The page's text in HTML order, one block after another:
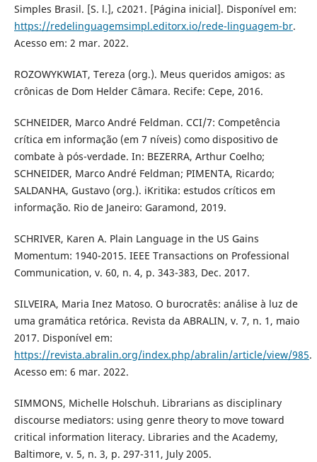
Simples Brasil. [S. l.], c2021. [Página inicial]. Disponível em:
https://redelinguagemsimpl.editorx.io/rede-linguagem-br.
Acesso em: 2 mar. 2022.
ROZOWYKWIAT, Tereza (org.). Meus queridos amigos: as
crônicas de Dom Helder Câmara. Recife: Cepe, 2016.
SCHNEIDER, Marco André Feldman. CCI/7: Competência
crítica em informação (em 7 níveis) como dispositivo de
combate à pós-verdade. In: BEZERRA, Arthur Coelho;
SCHNEIDER, Marco André Feldman; PIMENTA, Ricardo;
SALDANHA, Gustavo (org.). iKritika: estudos críticos em
informação. Rio de Janeiro: Garamond, 2019.
SCHRIVER, Karen A. Plain Language in the US Gains
Momentum: 1940-2015. IEEE Transactions on Professional
Communication, v. 60, n. 4, p. 343-383, Dec. 2017.
SILVEIRA, Maria Inez Matoso. O burocratês: análise à luz de
uma gramática retórica. Revista da ABRALIN, v. 7, n. 1, maio
2017. Disponível em:
https://revista.abralin.org/index.php/abralin/article/view/985.
Acesso em: 6 mar. 2022.
SIMMONS, Michelle Holschuh. Librarians as disciplinary
discourse mediators: using genre theory to move toward
critical information literacy. Libraries and the Academy,
Baltimore, v. 5, n. 3, p. 297-311, July 2005.